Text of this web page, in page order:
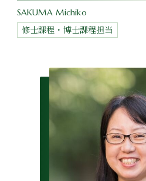
SAKUMA Michiko
修士課程・博士課程担当